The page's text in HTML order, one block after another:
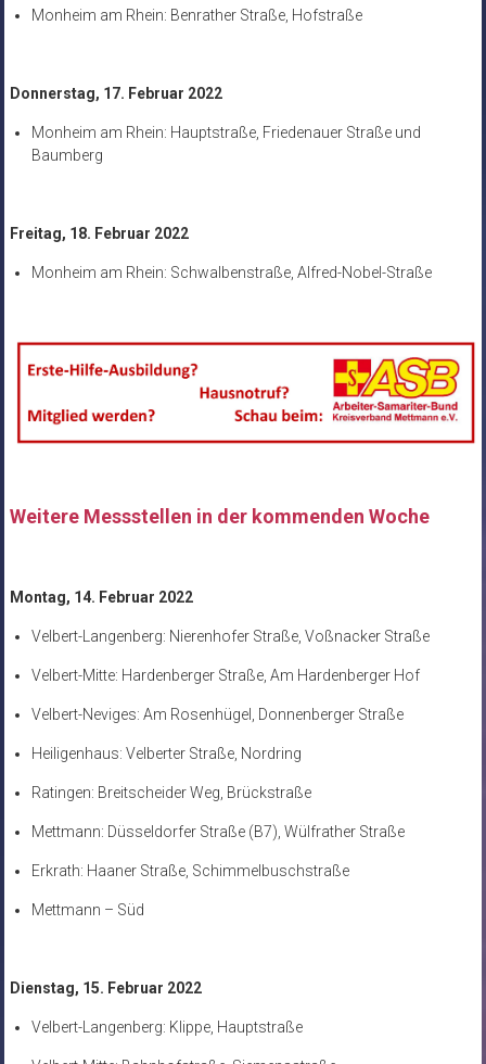
Monheim am Rhein: Benrather Straße, Hofstraße
Donnerstag, 17. Februar 2022
Monheim am Rhein: Hauptstraße, Friedenauer Straße und
Baumberg
Freitag, 18. Februar 2022
Monheim am Rhein: Schwalbenstraße, Alfred-Nobel-Straße
Weitere Messstellen in der kommenden Woche
Montag, 14. Februar 2022
Velbert-Langenberg: Nierenhofer Straße, Voßnacker Straße
Velbert-Mitte: Hardenberger Straße, Am Hardenberger Hof
Velbert-Neviges: Am Rosenhügel, Donnenberger Straße
Heiligenhaus: Velberter Straße, Nordring
Ratingen: Breitscheider Weg, Brückstraße
Mettmann: Düsseldorfer Straße (B7), Wülfrather Straße
Erkrath: Haaner Straße, Schimmelbuschstraße
Mettmann – Süd
Dienstag, 15. Februar 2022
Velbert-Langenberg: Klippe, Hauptstraße